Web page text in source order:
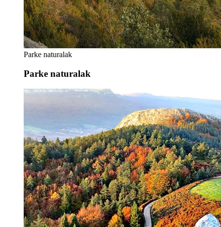
Parke naturalak
Parke naturalak